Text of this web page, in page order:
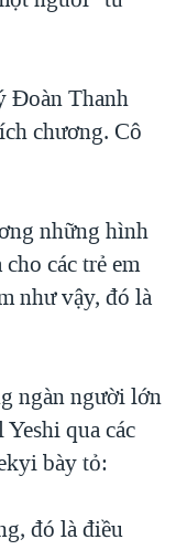
Đoàn Thanh
chương. Cô
những hình
các trẻ em
như vậy, đó là
ngàn người lớn
qua các
bày tỏ:
đó là điều